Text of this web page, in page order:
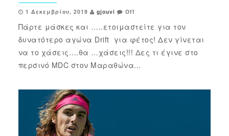
1 Δεκεμβρίου, 2019 gjouvi Off
Πάρτε μάσκες και …..ετοιμαστείτε για τον
δυνατότερο αγώνα Drift για φέτος! Δεν γίνεται
να το χάσεις….θα …χάσεις!!! Δες τι έγινε στο
περσινό MDC στον Μαραθώνα...